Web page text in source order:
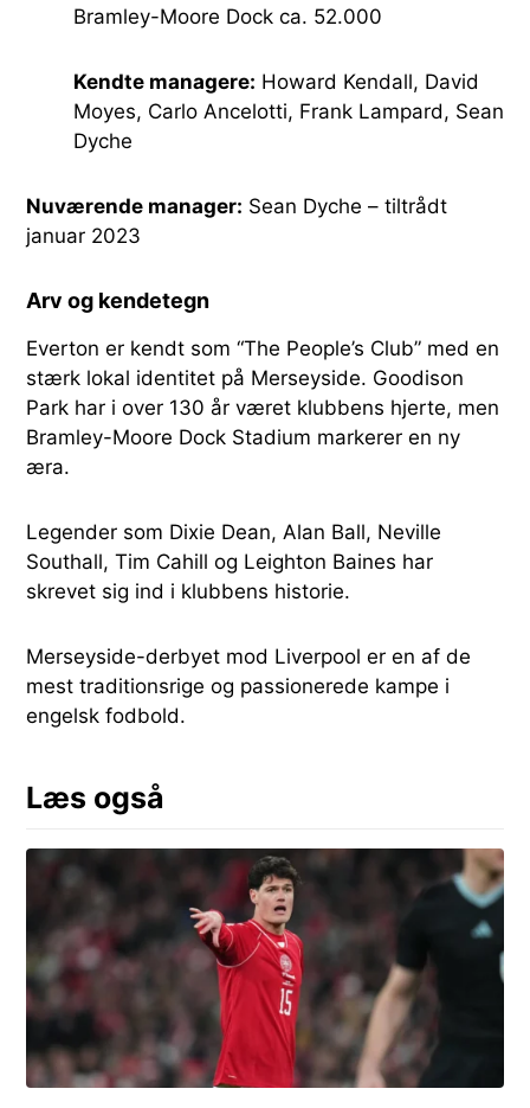
Bramley-Moore Dock ca. 52.000
Kendte managere: Howard Kendall, David
Moyes, Carlo Ancelotti, Frank Lampard, Sean
Dyche
Nuværende manager: Sean Dyche – tiltrådt
januar 2023
Arv og kendetegn
Everton er kendt som “The People’s Club” med en
stærk lokal identitet på Merseyside. Goodison
Park har i over 130 år været klubbens hjerte, men
Bramley-Moore Dock Stadium markerer en ny
æra.
Legender som Dixie Dean, Alan Ball, Neville
Southall, Tim Cahill og Leighton Baines har
skrevet sig ind i klubbens historie.
Merseyside-derbyet mod Liverpool er en af de
mest traditionsrige og passionerede kampe i
engelsk fodbold.
Læs også